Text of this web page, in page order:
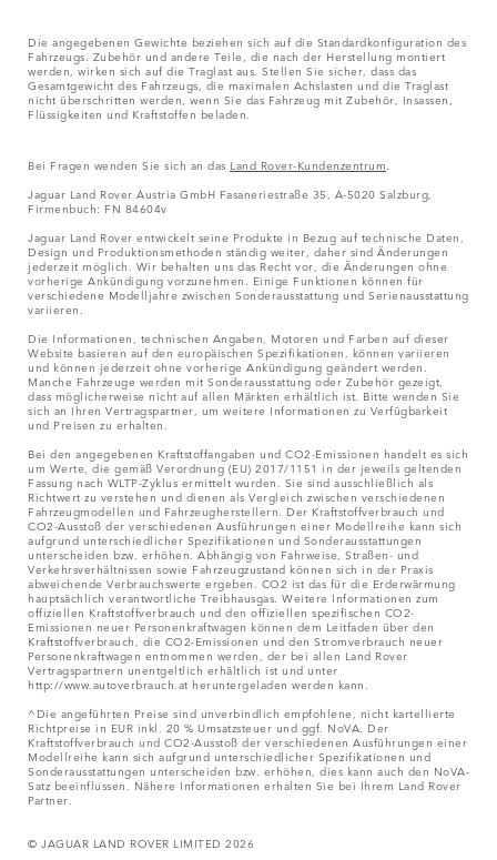
Die angegebenen Gewichte beziehen sich auf die Standardkonfiguration des
Fahrzeugs. Zubehör und andere Teile, die nach der Herstellung montiert
werden, wirken sich auf die Traglast aus. Stellen Sie sicher, dass das
Gesamtgewicht des Fahrzeugs, die maximalen Achslasten und die Traglast
nicht überschritten werden, wenn Sie das Fahrzeug mit Zubehör, Insassen,
Flüssigkeiten und Kraftstoffen beladen.
Bei Fragen wenden Sie sich an das Land Rover-Kundenzentrum
Jaguar Land Rover Austria GmbH Fasaneriestraße 35, A-5020 Salzburg,
Firmenbuch: FN 84604v
Jaguar Land Rover entwickelt seine Produkte in Bezug auf technische Daten,
Design und Produktionsmethoden ständig weiter, daher sind Änderungen
jederzeit möglich. Wir behalten uns das Recht vor, die Änderungen ohne
vorherige Ankündigung vorzunehmen. Einige Funktionen können für
verschiedene Modelljahre zwischen Sonderausstattung und Serienausstattung
variieren.
Die Informationen, technischen Angaben, Motoren und Farben auf dieser
Website basieren auf den europäischen Spezifikationen, können variieren
und können jederzeit ohne vorherige Ankündigung geändert werden.
Manche Fahrzeuge werden mit Sonderausstattung oder Zubehör gezeigt,
dass möglicherweise nicht auf allen Märkten erhältlich ist. Bitte wenden Sie
sich an Ihren Vertragspartner, um weitere Informationen zu Verfügbarkeit
und Preisen zu erhalten.
Bei den angegebenen Kraftstoffangaben und CO2-Emissionen handelt es sich
um Werte, die gemäß Verordnung (EU) 2017/1151 in der jeweils geltenden
Fassung nach WLTP-Zyklus ermittelt wurden. Sie sind ausschließlich als
Richtwert zu verstehen und dienen als Vergleich zwischen verschiedenen
Fahrzeugmodellen und Fahrzeugherstellern. Der Kraftstoffverbrauch und
CO2-Ausstoß der verschiedenen Ausführungen einer Modellreihe kann sich
aufgrund unterschiedlicher Spezifikationen und Sonderausstattungen
unterscheiden bzw. erhöhen. Abhängig von Fahrweise, Straßen- und
Verkehrsverhältnissen sowie Fahrzeugzustand können sich in der Praxis
abweichende Verbrauchswerte ergeben. CO2 ist das für die Erderwärmung
hauptsächlich verantwortliche Treibhausgas. Weitere Informationen zum
offiziellen Kraftstoffverbrauch und den offiziellen spezifischen CO2-
Emissionen neuer Personenkraftwagen können dem Leitfaden über den
Kraftstoffverbrauch, die CO2-Emissionen und den Stromverbrauch neuer
Personenkraftwagen entnommen werden, der bei allen Land Rover
Vertragspartnern unentgeltlich erhältlich ist und unter
http://www.autoverbrauch.at heruntergeladen werden kann.
^Die angeführten Preise sind unverbindlich empfohlene, nicht kartellierte
Richtpreise in EUR inkl. 20 % Umsatzsteuer und ggf. NoVA. Der
Kraftstoffverbrauch und CO2-Ausstoß der verschiedenen Ausführungen einer
Modellreihe kann sich aufgrund unterschiedlicher Spezifikationen und
Sonderausstattungen unterscheiden bzw. erhöhen, dies kann auch den NoVA-
Satz beeinflussen. Nähere Informationen erhalten Sie bei Ihrem Land Rover
Partner.
© JAGUAR LAND ROVER LIMITED 2026